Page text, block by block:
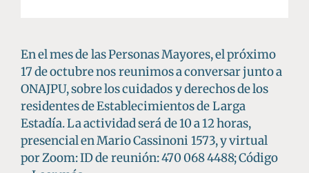
En el mes de las Personas Mayores, el próximo
17 de octubre nos reunimos a conversar junto a
ONAJPU, sobre los cuidados y derechos de los
residentes de Establecimientos de Larga
Estadía. La actividad será de 10 a 12 horas,
presencial en Mario Cassinoni 1573, y virtual
por Zoom: ID de reunión: 470 068 4488; Código